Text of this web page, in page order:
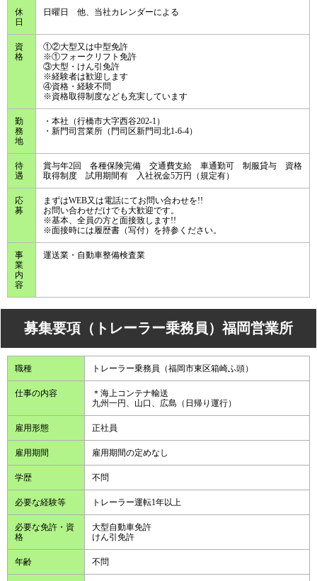
休
日
日曜日 他、当社カレンダーによる
資
格
①②大型又は中型免許
※①フォークリフト免許
③大型・けん引免許
※経験者は歓迎します
④資格・経験不問
※資格取得制度なども充実しています
勤
務
地
・本社（行橋市大字西谷202-1）
・新門司営業所（門司区新門司北1-6-4）
待
遇
賞与年2回 各種保険完備 交通費支給 車通勤可 制服貸与 資格
取得制度 試用期間有 入社祝金5万円（規定有）
応
募
まずはWEB又は電話にてお問い合わせを!!
お問い合わせだけでも大歓迎です。
※基本、全員の方と面接致します!!
※面接時には履歴書（写付）を持参ください。
事
業
内
容
運送業・自動車整備検査業
募集要項（トレーラー乗務員）福岡営業所
職種 トレーラー乗務員（福岡市東区箱崎ふ頭）
仕事の内容
＊海上コンテナ輸送
九州一円、山口、広島（日帰り運行）
雇用形態 正社員
雇用期間 雇用期間の定めなし
学歴 不問
必要な経験等 トレーラー運転1年以上
必要な免許・資
格
大型自動車免許
けん引免許
年齢 不問